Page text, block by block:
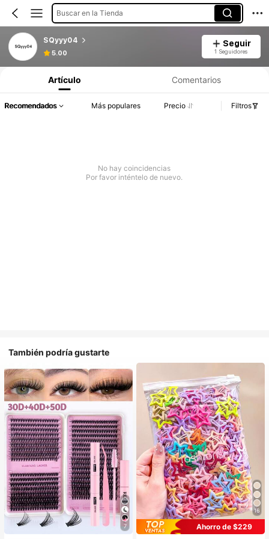
Buscar en la Tienda
SQyyy04
5.00
Seguir
1 Seguidores
Artículo Comentarios
Recomendados Más populares Precio Filtros
No hay coincidencias
Por favor inténtelo de nuevo.
También podría gustarte
7
16
Ahorro de $229
#1 Más vendidos
en Casual Accesorios para el cabello de las mujere
¡Casi agotado!